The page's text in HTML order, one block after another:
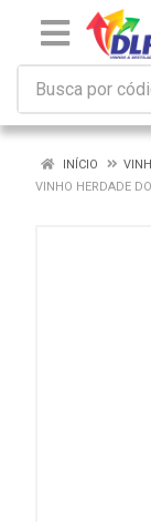
INÍCIO
VINHO HERDADE